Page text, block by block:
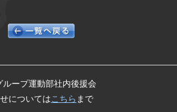
ループ運動部社内後援会
についてはこちら まで